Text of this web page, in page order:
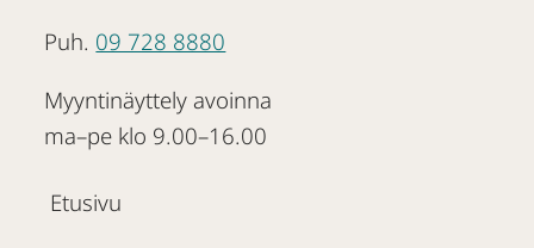
Puh. 09 728 8880
Myyntinäyttely avoinna
ma–pe klo 9.00–16.00
Etusivu